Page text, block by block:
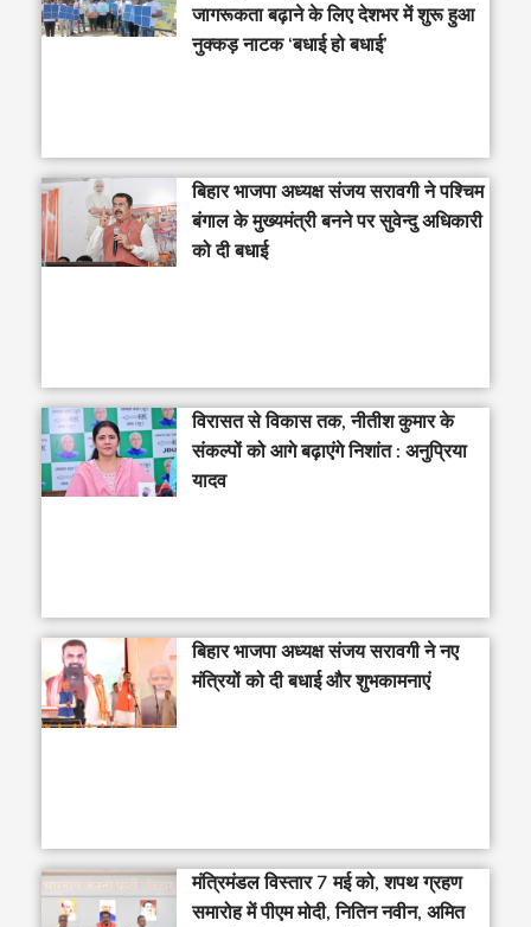
जागरूकता बढ़ाने के लिए देशभर में शुरू हुआ
नुक्कड़ नाटक ‘बधाई हो बधाई’
‎बिहार भाजपा अध्यक्ष संजय सरावगी ने पश्चिम
बंगाल के मुख्यमंत्री बनने पर सुवेन्दु अधिकारी
को दी बधाई
विरासत से विकास तक, नीतीश कुमार के
संकल्पों को आगे बढ़ाएंगे निशांत : अनुप्रिया
यादव
बिहार भाजपा अध्यक्ष संजय सरावगी ने नए
मंत्रियों को दी बधाई और शुभकामनाएं
मंत्रिमंडल विस्तार 7 मई को, शपथ ग्रहण
समारोह में पीएम मोदी, नितिन नवीन, अमित